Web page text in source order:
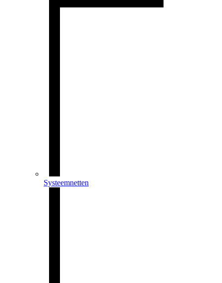
Systeemnetten